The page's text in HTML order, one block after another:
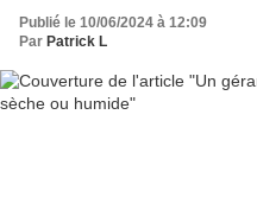
Publié le 10/06/2024 à 12:09
Par Patrick L